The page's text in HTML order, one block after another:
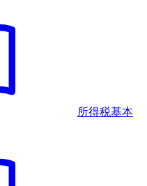
所得税基本